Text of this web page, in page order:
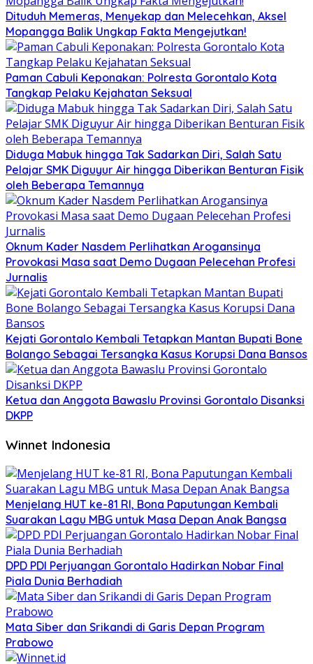
Dituduh Memeras, Menyekap dan Melecehkan, Aksel
Mopangga Balik Ungkap Fakta Mengejutkan!
Paman Cabuli Keponakan: Polresta Gorontalo Kota
Tangkap Pelaku Kejahatan Seksual
Diduga Mabuk hingga Tak Sadarkan Diri, Salah Satu
Pelajar SMK Diguyur Air hingga Diberikan Benturan Fisik
oleh Beberapa Temannya
Oknum Kader Nasdem Perlihatkan Arogansinya
Provokasi Masa saat Demo Dugaan Pelecehan Profesi
Jurnalis
Kejati Gorontalo Kembali Tetapkan Mantan Bupati Bone
Bolango Sebagai Tersangka Kasus Korupsi Dana Bansos
Ketua dan Anggota Bawaslu Provinsi Gorontalo Disanksi
DKPP
Winnet Indonesia
Menjelang HUT ke-81 RI, Bona Paputungan Kembali
Suarakan Lagu MBG untuk Masa Depan Anak Bangsa
DPD PDI Perjuangan Gorontalo Hadirkan Nobar Final
Piala Dunia Berhadiah
Mata Siber dan Srikandi di Garis Depan Program
Prabowo